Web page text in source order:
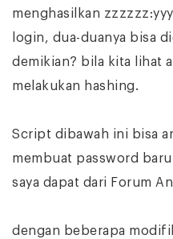
menghasilkan
login, dua-duanya bisa
demikian? bila kita lihat
melakukan hashing.
Script dibawah ini bisa
membuat password
saya dapat dari Forum
dengan beberapa